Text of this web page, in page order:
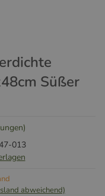
Süßer
013
abweichend)